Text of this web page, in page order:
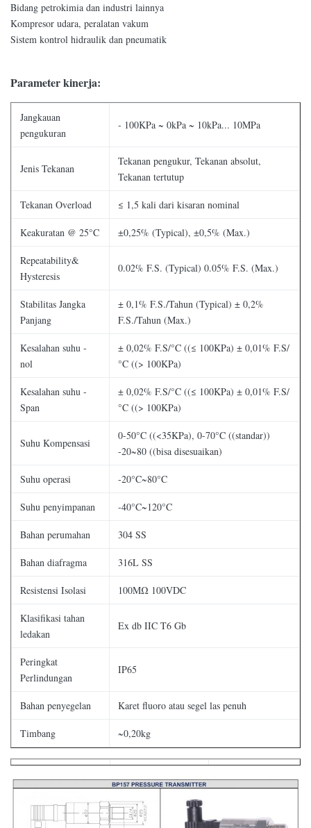
Bidang petrokimia dan industri lainnya
Kompresor udara, peralatan vakum
Sistem kontrol hidraulik dan pneumatik
Parameter kinerja:
Jangkauan
pengukuran
- 100KPa ~ 0kPa ~ 10kPa... 10MPa
Jenis Tekanan
Tekanan pengukur, Tekanan absolut,
Tekanan tertutup
Tekanan Overload ≤ 1,5 kali dari kisaran nominal
Keakuratan @ 25°C ±0,25% (Typical), ±0,5% (Max.)
Repeatability&
Hysteresis
0.02% F.S. (Typical) 0.05% F.S. (Max.)
Stabilitas Jangka
Panjang
± 0,1% F.S./Tahun (Typical) ± 0,2%
F.S./Tahun (Max.)
Kesalahan suhu -
nol
± 0,02% F.S/°C ((≤ 100KPa) ± 0,01% F.S/
°C ((> 100KPa)
Kesalahan suhu -
Span
± 0,02% F.S/°C ((≤ 100KPa) ± 0,01% F.S/
°C ((> 100KPa)
Suhu Kompensasi
0-50°C ((<35KPa), 0-70°C ((standar))
-20~80 ((bisa disesuaikan)
Suhu operasi -20°C~80°C
Suhu penyimpanan -40°C~120°C
Bahan perumahan 304 SS
Bahan diafragma 316L SS
Resistensi Isolasi 100MΩ 100VDC
Klasifikasi tahan
ledakan
Ex db IIC T6 Gb
Peringkat
Perlindungan
IP65
Bahan penyegelan Karet fluoro atau segel las penuh
Timbang ~0,20kg
4×20mA